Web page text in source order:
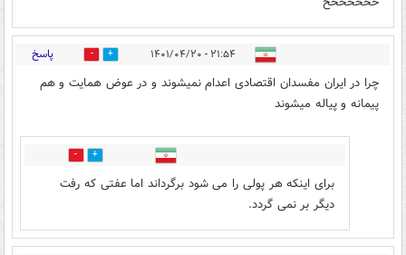
۲۱:۵۴ - ۱۴۰۱/۰۴/۲۰ 6 پاسخ
چرا در ایران مفسدان اقتصادی اعدام نمیشوند و در عوض همایت و هم
پیمانه و پیاله میشوند
5
برای اینکه هر پولی را می شود برگرداند اما عفتی که رفت
دیگر بر نمی گردد.